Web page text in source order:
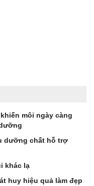
môi ngày càng
dưỡng chất hỗ trợ
khác lạ
huy hiệu quả làm đẹp